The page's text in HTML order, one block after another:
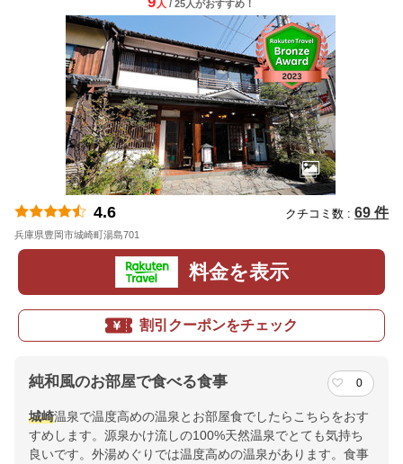
人 / 25人がおすすめ！
4.6 クチコミ数 : 69 件
兵庫県豊岡市城崎町湯島701
料金を表示
割引クーポンをチェック
純和風のお部屋で食べる食事 0
城崎温泉で温度高めの温泉とお部屋食でしたらこちらをおす
すめします。源泉かけ流しの100%天然温泉でとても気持ち
良いです。外湯めぐりでは温度高めの温泉があります。食事